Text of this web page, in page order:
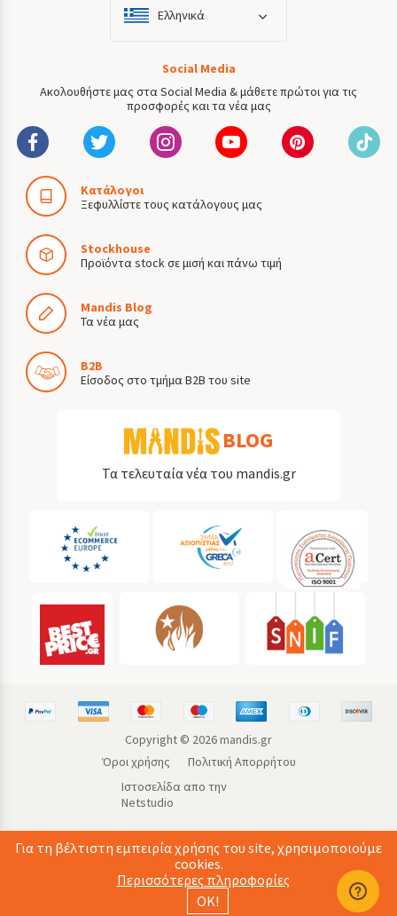
Ελληνικά
Social Media
Ακολουθήστε μας στα Social Media & μάθετε πρώτοι για τις
προσφορές και τα νέα μας
Κατάλογοι
Ξεφυλλίστε τους κατάλογους μας
Stockhouse
Προϊόντα stock σε μισή και πάνω τιμή
Mandis Blog
Τα νέα μας
B2B
Είσοδος στο τμήμα B2B του site
BLOG
Τα τελευταία νέα του mandis.gr
Copyright © 2026mandis.gr
Όροι χρήσης
Πολιτική Απορρήτου
Ιστοσελίδα απο την
Netstudio
Για τη βέλτιστη εμπειρία χρήσης του site, χρησιμοποιούμε
cookies.
Περισσότερες πληροφορίες
ΟΚ!